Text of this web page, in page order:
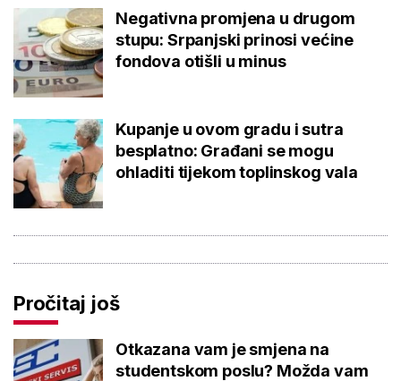
Negativna promjena u drugom
stupu: Srpanjski prinosi većine
fondova otišli u minus
Kupanje u ovom gradu i sutra
besplatno: Građani se mogu
ohladiti tijekom toplinskog vala
Pročitaj još
Otkazana vam je smjena na
studentskom poslu? Možda vam